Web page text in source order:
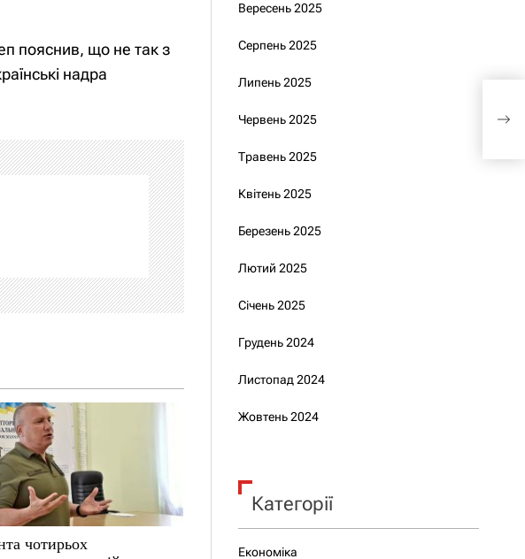
пояснив, що не так з
надра
чотирьох
Вересень 2025
Серпень 2025
Липень 2025
Червень 2025
Травень 2025
Квітень 2025
Березень 2025
Лютий 2025
Січень 2025
Грудень 2024
Листопад 2024
Жовтень 2024
Категорії
Економіка